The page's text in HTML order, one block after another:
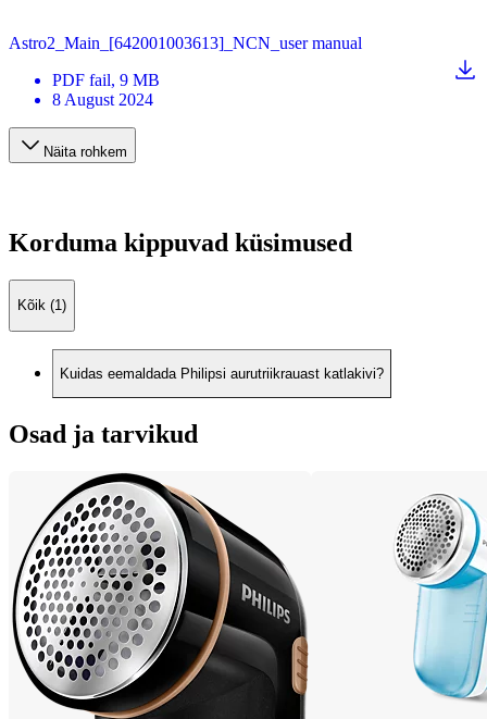
Astro2_Main_[642001003613]_NCN_user manual
PDF fail, 9 MB
8 August 2024
Näita rohkem
Korduma kippuvad küsimused
Kõik (1)
Kuidas eemaldada Philipsi aurutriikrauast katlakivi?
Osad ja tarvikud